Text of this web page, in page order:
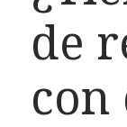
de
con